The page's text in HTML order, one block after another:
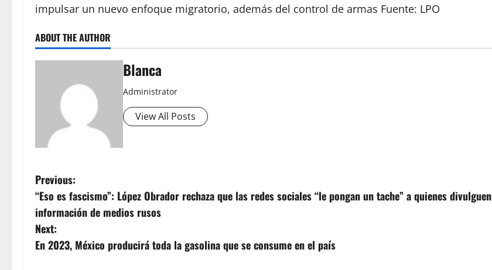
impulsar un nuevo enfoque migratorio, además del control de armas Fuente: LPO
ABOUT THE AUTHOR
Blanca
Administrator
View All Posts
P
o
s
t
Previous:
“Eso es fascismo”: López Obrador rechaza que las redes sociales “le pongan un tache” a quienes divulguen
información de medios rusos
Next:
En 2023, México producirá toda la gasolina que se consume en el país